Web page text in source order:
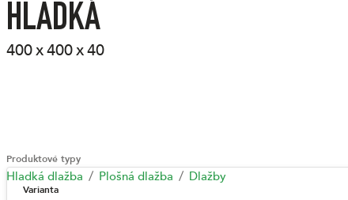
HLADKÁ
400 x 400 x 40
Produktové typy
Hladká dlažba Plošná dlažba Dlažby
Varianta